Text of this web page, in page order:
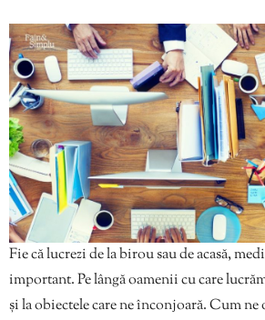
Fie că lucrezi de la birou sau de acasă,
important. Pe lângă oamenii cu care
și la obiectele care ne înconjoară. Cum